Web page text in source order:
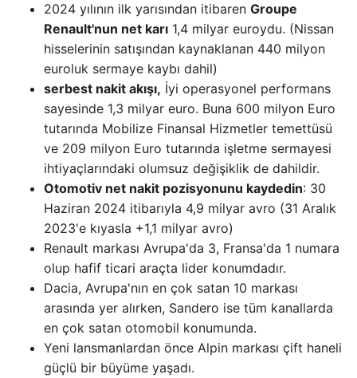
2024 yılının ilk yarısından itibaren Groupe
Renault'nun net karı 1,4 milyar euroydu. (Nissan
hisselerinin satışından kaynaklanan 440 milyon
euroluk sermaye kaybı dahil)
serbest nakit akışı, İyi operasyonel performans
sayesinde 1,3 milyar euro. Buna 600 milyon Euro
tutarında Mobilize Finansal Hizmetler temettüsü
ve 209 milyon Euro tutarında işletme sermayesi
ihtiyaçlarındaki olumsuz değişiklik de dahildir.
Otomotiv net nakit pozisyonunu kaydedin: 30
Haziran 2024 itibarıyla 4,9 milyar avro (31 Aralık
2023'e kıyasla +1,1 milyar avro)
Renault markası Avrupa'da 3, Fransa'da 1 numara
olup hafif ticari araçta lider konumdadır.
Dacia, Avrupa'nın en çok satan 10 markası
arasında yer alırken, Sandero ise tüm kanallarda
en çok satan otomobil konumunda.
Yeni lansmanlardan önce Alpin markası çift haneli
güçlü bir büyüme yaşadı.